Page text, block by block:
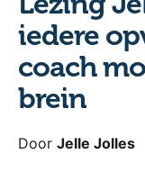
iedere
coach
brein
Door Jelle Jolles